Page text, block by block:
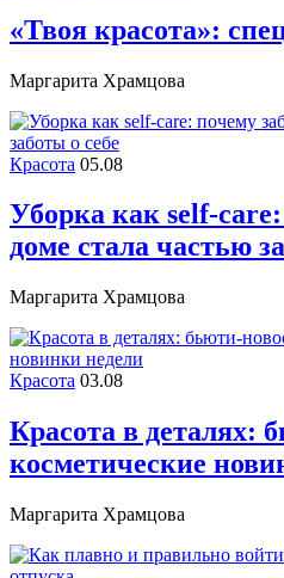
«Твоя красота»:
Маргарита Храмцова
Красота 05.08
Уборка как self-care:
доме стала частью
Маргарита Храмцова
Красота 03.08
Красота в деталях:
косметические
Маргарита Храмцова